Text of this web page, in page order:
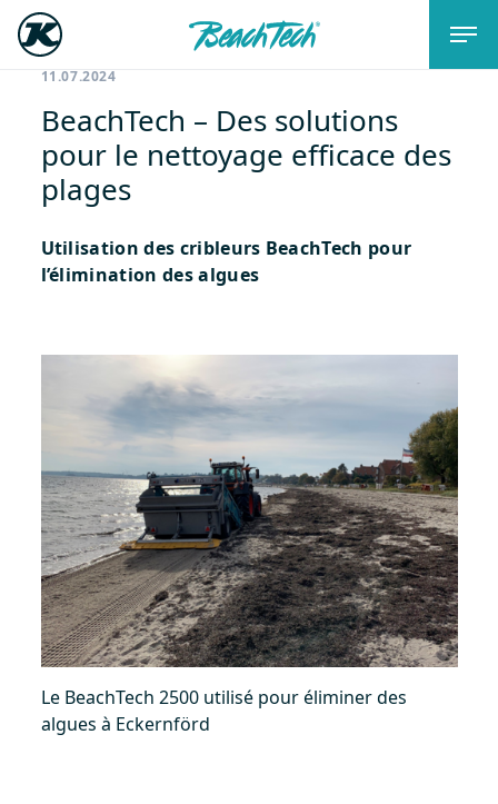
11.07.2024
BeachTech – Des solutions
pour le nettoyage efficace des
plages
Utilisation des cribleurs BeachTech pour
l’élimination des algues
Le BeachTech 2500 utilisé pour éliminer des
algues à Eckernförd